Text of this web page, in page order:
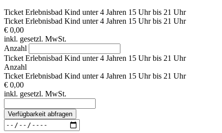
Ticket Erlebnisbad Kind unter 4 Jahren 15 Uhr bis 21 Uhr
Ticket Erlebnisbad Kind unter 4 Jahren 15 Uhr bis 21 Uhr
€ 0,00
inkl. gesetzl. MwSt.
Anzahl
Ticket Erlebnisbad Kind unter 4 Jahren 15 Uhr bis 21 Uhr
Anzahl
Ticket Erlebnisbad Kind unter 4 Jahren 15 Uhr bis 21 Uhr
€ 0,00
inkl. gesetzl. MwSt.
Verfügbarkeit abfragen